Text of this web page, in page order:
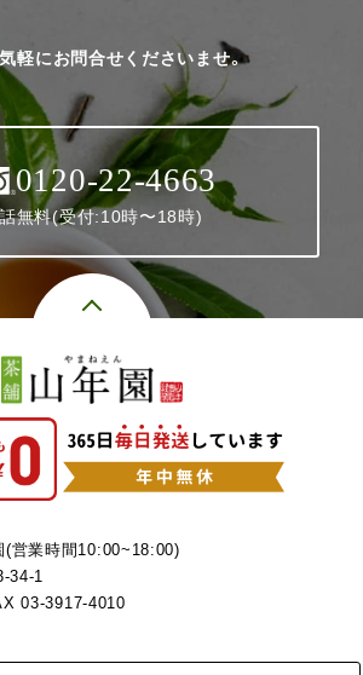
軽にお問合せくださいませ。
0120-22-4663
無料(受付:10時〜18時)
(営業時間10:00~18:00)
34-1
03-3917-4010